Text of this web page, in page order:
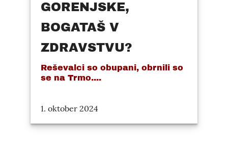
GORENJSKE,
BOGATAŠ V
ZDRAVSTVU?
Reševalci so obupani, obrnili so
se na Trmo....
1. oktober 2024